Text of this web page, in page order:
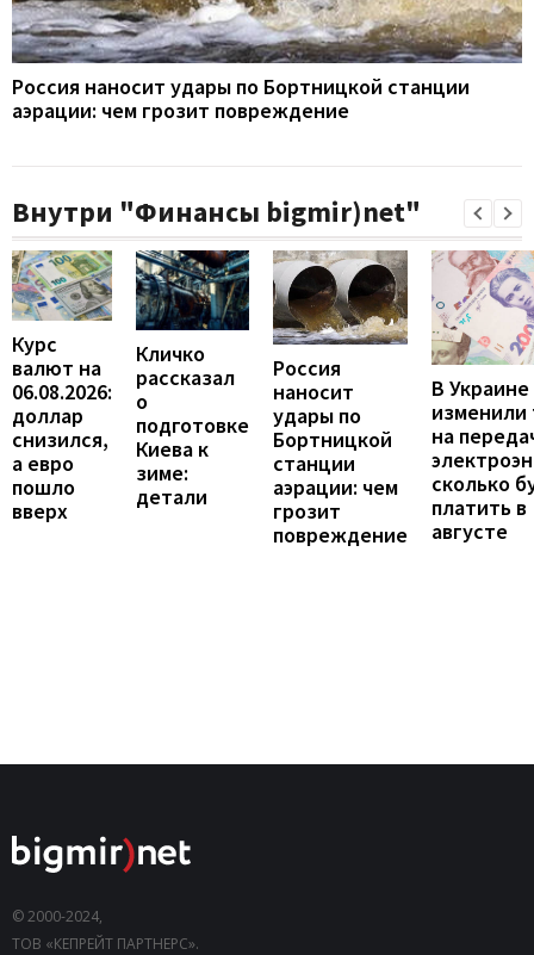
Россия наносит удары по Бортницкой станции
аэрации: чем грозит повреждение
Внутри "Финансы bigmir)net"
Курс
валют на
06.08.2026:
доллар
снизился,
а евро
пошло
вверх
Кличко
рассказал
о
подготовке
Киева к
зиме:
детали
Россия
наносит
удары по
Бортницкой
станции
аэрации: чем
грозит
повреждение
В Украине
на
сколько
платить в
августе
© 2000-2024,
ТОВ «КЕПРЕЙТ ПАРТНЕРС».